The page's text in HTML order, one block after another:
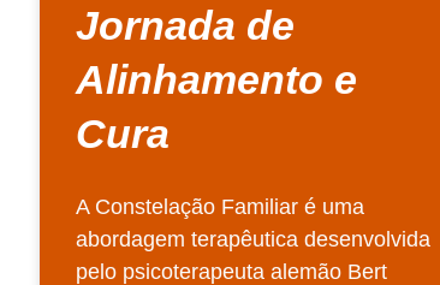
Jornada de
Alinhamento e
Cura
A Constelação Familiar é uma
abordagem terapêutica desenvolvida
pelo psicoterapeuta alemão Bert